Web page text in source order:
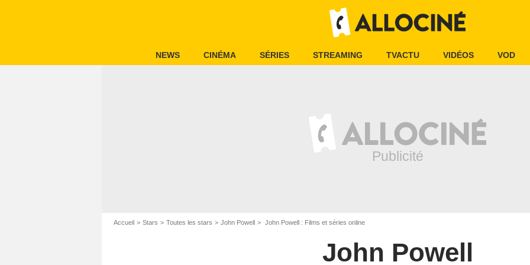
NEWS CINÉMA SÉRIES STREAMING TVACTU VIDÉOS VOD
Accueil Stars Toutes les stars John Powell John Powell : Films et séries online
John Powell